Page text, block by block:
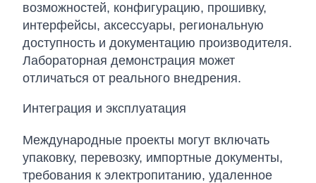
возможностей, конфигурацию, прошивку,
интерфейсы, аксессуары, региональную
доступность и документацию производителя.
Лабораторная демонстрация может
отличаться от реального внедрения.
Интеграция и эксплуатация
Международные проекты могут включать
упаковку, перевозку, импортные документы,
требования к электропитанию, удаленное